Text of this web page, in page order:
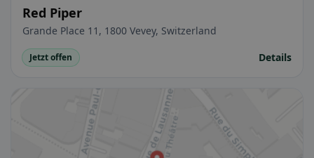
Red Piper
Grande Place 11, 1800 Vevey, Switzerland
Jetzt offen Details